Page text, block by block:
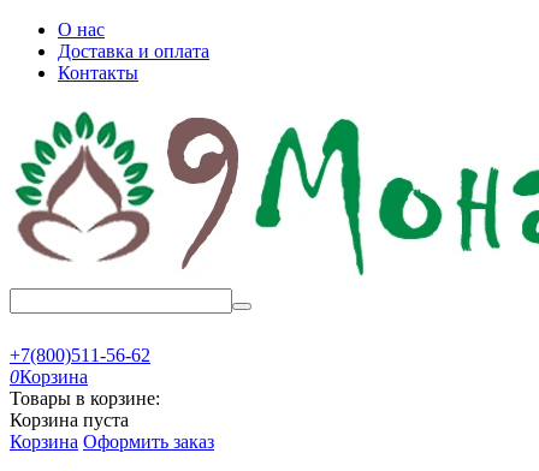
О нас
Доставка и оплата
Контакты
+7(800)511-56-62
0Корзина
Товары в корзине:
Корзина пуста
Корзина Оформить заказ